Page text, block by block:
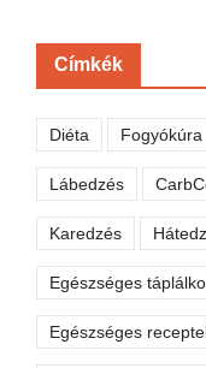
Címkék
Diéta Fogyókúra
Lábedzés
Karedzés
Egészséges
Egészséges